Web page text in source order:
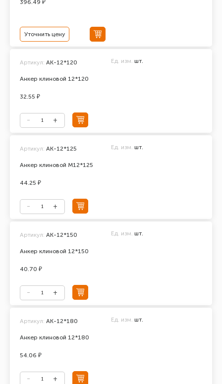
396.49 ₽
Уточнить цену
Анкер клиновой 12*120
Артикул: АК-12*120 Ед. изм. шт.
32.55 ₽
Анкер клиновой М12*125
Артикул: АК-12*125 Ед. изм. шт.
44.25 ₽
Анкер клиновой 12*150
Артикул: АК-12*150 Ед. изм. шт.
40.70 ₽
Анкер клиновой 12*180
Артикул: АК-12*180 Ед. изм. шт.
54.06 ₽